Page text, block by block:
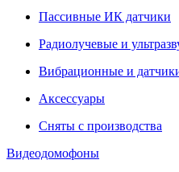
Пассивные ИК датчики
Радиолучевые и
Вибрационные и
Аксессуары
Сняты с производства
Видеодомофоны